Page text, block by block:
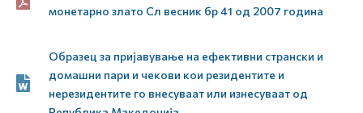
монетарно злато Сл весник бр 41 од 2007 година
Образец за пријавување на ефективни странски и
домашни пари и чекови кои резидентите и
нерезидентите го внесуваат или изнесуваат од